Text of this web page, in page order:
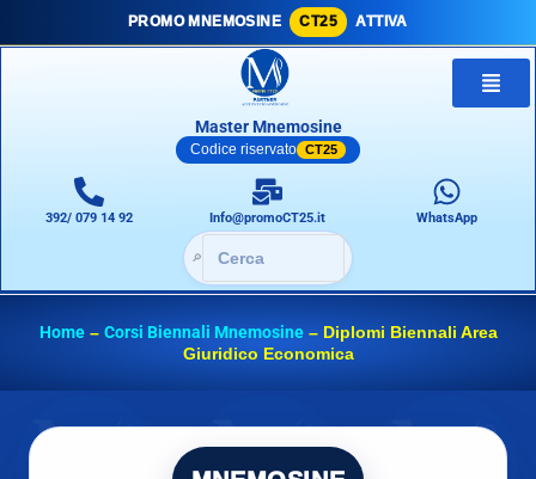
PROMO MNEMOSINE CT25 ATTIVA
Master Mnemosine
Codice riservato CT25
392/ 079 14 92 Info@promoCT25.it WhatsApp
🔎
Home– Corsi Biennali Mnemosine– Diplomi Biennali Area
Giuridico Economica